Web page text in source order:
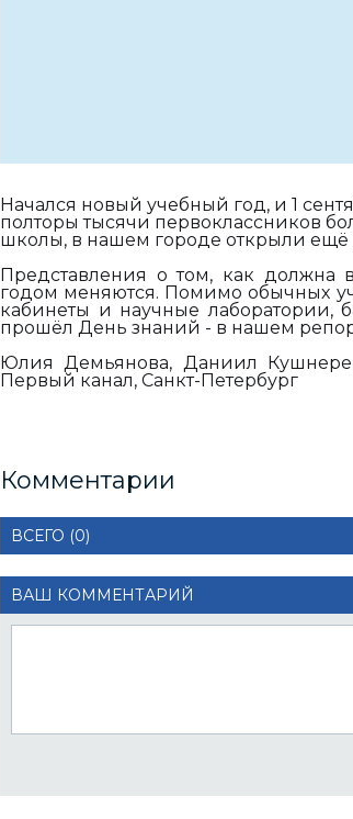
Начался новый учебный год, и 1
полторы тысячи первоклассников
школы, в нашем городе открыли ещё
Представления о том, как должна
годом меняются. Помимо обычных
кабинеты и научные лаборатории,
прошёл День знаний - в нашем
Юлия Демьянова, Даниил
Первый канал, Санкт-Петербург
Комментарии
ВСЕГО (0)
ВАШ КОММЕНТАРИЙ